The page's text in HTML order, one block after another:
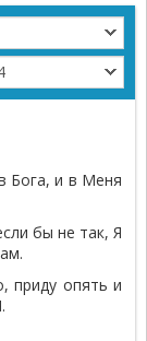
Бога, и в Меня
бы не так, Я
приду опять и